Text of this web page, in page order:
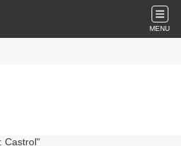
MENU